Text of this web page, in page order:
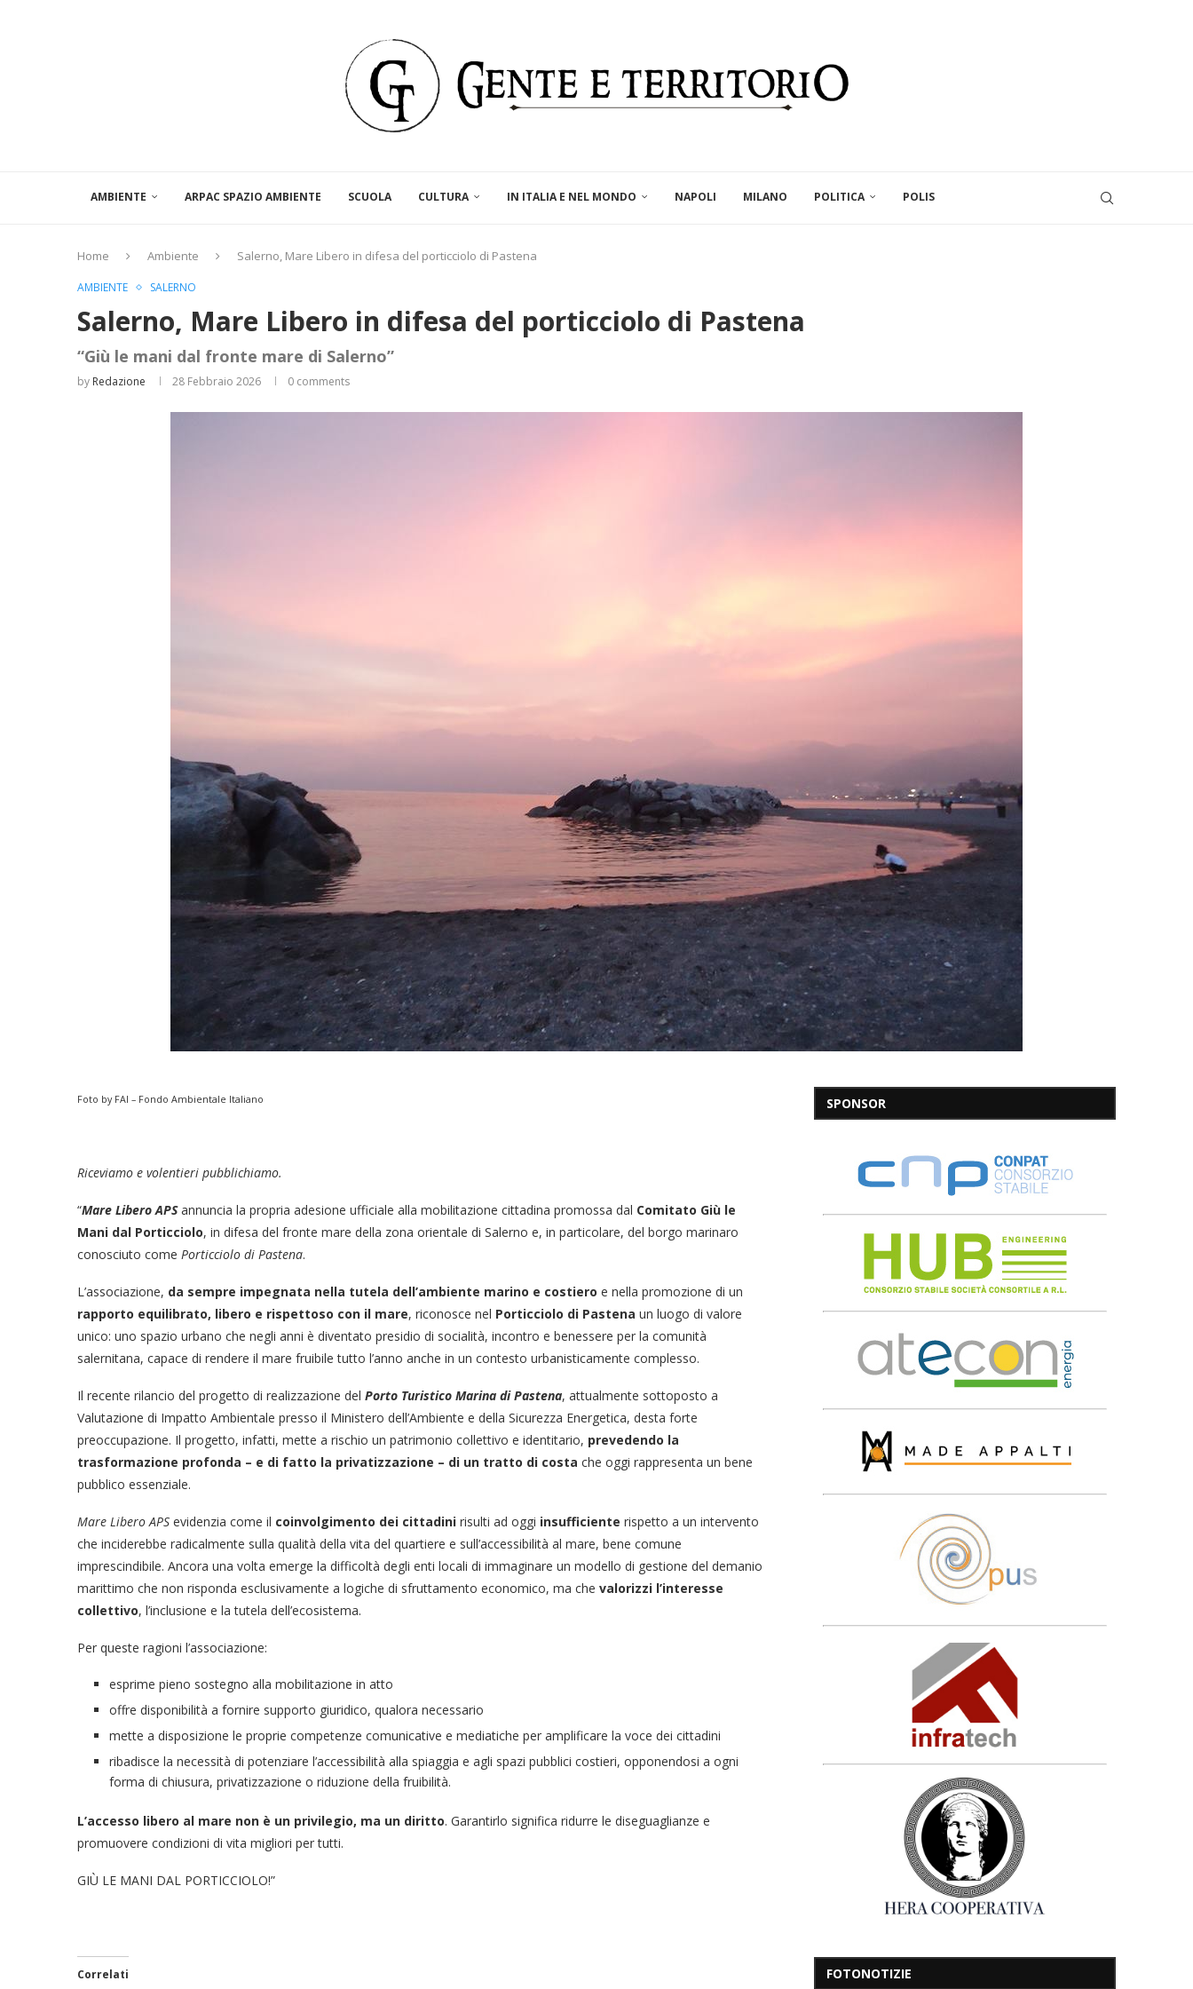
AMBIENTE ARPAC SPAZIO AMBIENTE SCUOLA CULTURA IN ITALIA E NEL MONDO NAPOLI MILANO POLITICA POLIS
Home Ambiente Salerno, Mare Libero in difesa del porticciolo di Pastena
AMBIENTE SALERNO
Salerno, Mare Libero in difesa del porticciolo di Pastena
“Giù le mani dal fronte mare di Salerno”
by Redazione 28 Febbraio 2026 0 comments
Foto by FAI – Fondo Ambientale Italiano
Riceviamo e volentieri pubblichiamo.
“Mare Libero APSannuncia la propria adesione ufficiale alla mobilitazione cittadina promossa dal Comitato Giù le
Mani dal Porticciolo, in difesa del fronte mare della zona orientale di Salerno e, in particolare, del borgo marinaro
conosciuto come Porticciolo di Pastena.
L’associazione, da sempre impegnata nella tutela dell’ambiente marino e costiero e nella promozione di un
rapporto equilibrato, libero e rispettoso con il mare, riconosce nel Porticciolo di Pastena un luogo di valore
unico: uno spazio urbano che negli anni è diventato presidio di socialità, incontro e benessere per la comunità
salernitana, capace di rendere il mare fruibile tutto l’anno anche in un contesto urbanisticamente complesso.
Il recente rilancio del progetto di realizzazione del Porto Turistico Marina di Pastena, attualmente sottoposto a
Valutazione di Impatto Ambientale presso il Ministero dell’Ambiente e della Sicurezza Energetica, desta forte
preoccupazione. Il progetto, infatti, mette a rischio un patrimonio collettivo e identitario, prevedendo la
trasformazione profonda – e di fatto la privatizzazione – di un tratto di costa che oggi rappresenta un bene
pubblico essenziale.
Mare Libero APS evidenzia come il coinvolgimento dei cittadini risulti ad oggi insufficiente rispetto a un intervento
che inciderebbe radicalmente sulla qualità della vita del quartiere e sull’accessibilità al mare, bene comune
imprescindibile. Ancora una volta emerge la difficoltà degli enti locali di immaginare un modello di gestione del demanio
marittimo che non risponda esclusivamente a logiche di sfruttamento economico, ma che valorizzi l’interesse
collettivo, l’inclusione e la tutela dell’ecosistema.
Per queste ragioni l’associazione:
esprime pieno sostegno alla mobilitazione in atto
offre disponibilità a fornire supporto giuridico, qualora necessario
mette a disposizione le proprie competenze comunicative e mediatiche per amplificare la voce dei cittadini
ribadisce la necessità di potenziare l’accessibilità alla spiaggia e agli spazi pubblici costieri, opponendosi a ogni
forma di chiusura, privatizzazione o riduzione della fruibilità.
L’accesso libero al mare non è un privilegio, ma un diritto. Garantirlo significa ridurre le diseguaglianze e
promuovere condizioni di vita migliori per tutti.
GIÙ LE MANI DAL PORTICCIOLO!”
Correlati
SPONSOR
FOTONOTIZIE